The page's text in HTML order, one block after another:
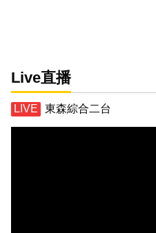
Live直播
東森綜合二台